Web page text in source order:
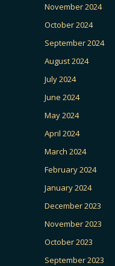
November 2024
October 2024
September 2024
August 2024
July 2024
June 2024
May 2024
April 2024
March 2024
February 2024
January 2024
December 2023
November 2023
October 2023
September 2023